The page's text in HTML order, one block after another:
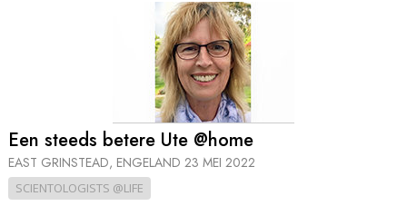
Een steeds betere Ute @home
EAST GRINSTEAD, ENGELAND 23 MEI 2022
SCIENTOLOGISTS @LIFE